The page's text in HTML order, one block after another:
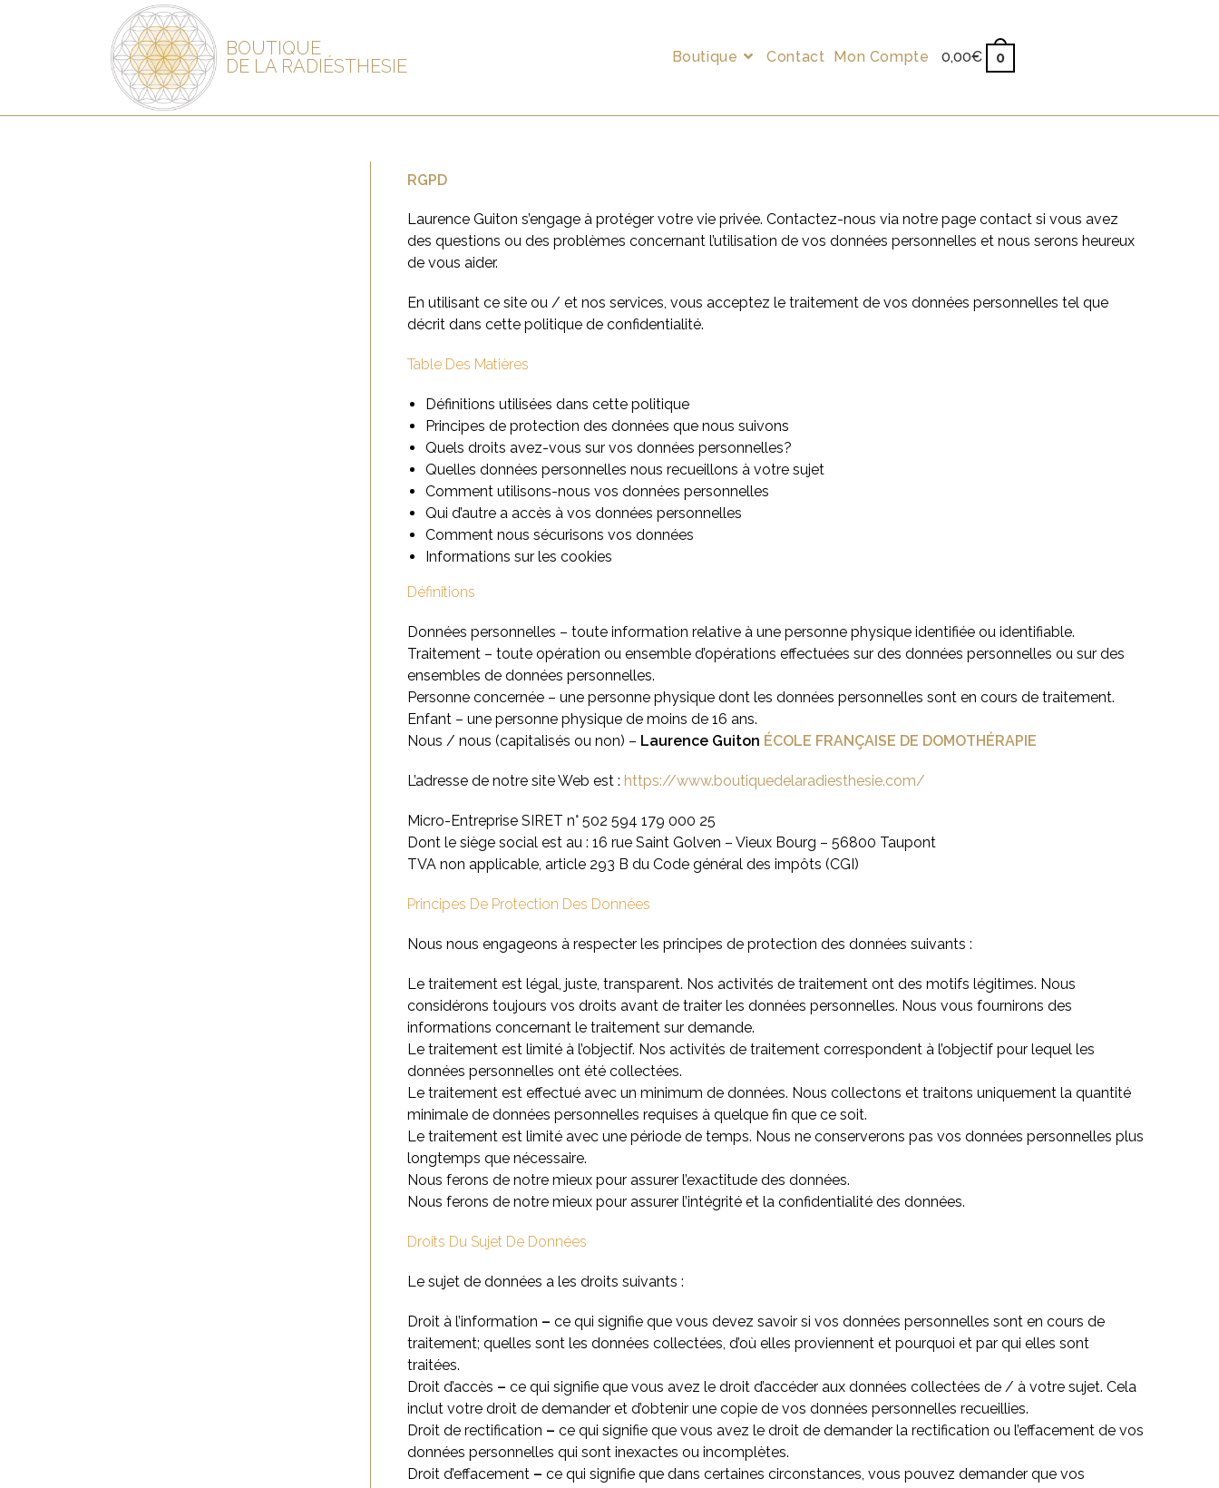
BOUTIQUE
DE LA RADIÉSTHESIE
Boutique Contact Mon Compte 0,00€ 0
RGPD
Laurence Guiton s’engage à protéger votre vie privée. Contactez-nous via notre page contact si vous avez
des questions ou des problèmes concernant l’utilisation de vos données personnelles et nous serons heureux
de vous aider.
En utilisant ce site ou / et nos services, vous acceptez le traitement de vos données personnelles tel que
décrit dans cette politique de confidentialité.
Table Des Matières
Définitions utilisées dans cette politique
Principes de protection des données que nous suivons
Quels droits avez-vous sur vos données personnelles?
Quelles données personnelles nous recueillons à votre sujet
Comment utilisons-nous vos données personnelles
Qui d’autre a accès à vos données personnelles
Comment nous sécurisons vos données
Informations sur les cookies
Définitions
Données personnelles – toute information relative à une personne physique identifiée ou identifiable.
Traitement – toute opération ou ensemble d’opérations effectuées sur des données personnelles ou sur des
ensembles de données personnelles.
Personne concernée – une personne physique dont les données personnelles sont en cours de traitement.
Enfant – une personne physique de moins de 16 ans.
Nous / nous (capitalisés ou non) – Laurence Guiton ÉCOLE FRANÇAISE DE DOMOTHÉRAPIE
L’adresse de notre site Web est : https://www.boutiquedelaradiesthesie.com/
Micro-Entreprise SIRET n° 502 594 179 000 25
Dont le siège social est au : 16 rue Saint Golven – Vieux Bourg – 56800 Taupont
TVA non applicable, article 293 B du Code général des impôts (CGI)
Principes De Protection Des Données
Nous nous engageons à respecter les principes de protection des données suivants :
Le traitement est légal, juste, transparent. Nos activités de traitement ont des motifs légitimes. Nous
considérons toujours vos droits avant de traiter les données personnelles. Nous vous fournirons des
informations concernant le traitement sur demande.
Le traitement est limité à l’objectif. Nos activités de traitement correspondent à l’objectif pour lequel les
données personnelles ont été collectées.
Le traitement est effectué avec un minimum de données. Nous collectons et traitons uniquement la quantité
minimale de données personnelles requises à quelque fin que ce soit.
Le traitement est limité avec une période de temps. Nous ne conserverons pas vos données personnelles plus
longtemps que nécessaire.
Nous ferons de notre mieux pour assurer l’exactitude des données.
Nous ferons de notre mieux pour assurer l’intégrité et la confidentialité des données.
Droits Du Sujet De Données
Le sujet de données a les droits suivants :
Droit à l’information – ce qui signifie que vous devez savoir si vos données personnelles sont en cours de
traitement; quelles sont les données collectées, d’où elles proviennent et pourquoi et par qui elles sont
traitées.
Droit d’accès – ce qui signifie que vous avez le droit d’accéder aux données collectées de / à votre sujet. Cela
inclut votre droit de demander et d’obtenir une copie de vos données personnelles recueillies.
Droit de rectification – ce qui signifie que vous avez le droit de demander la rectification ou l’effacement de vos
données personnelles qui sont inexactes ou incomplètes.
Droit d’effacement – ce qui signifie que dans certaines circonstances, vous pouvez demander que vos